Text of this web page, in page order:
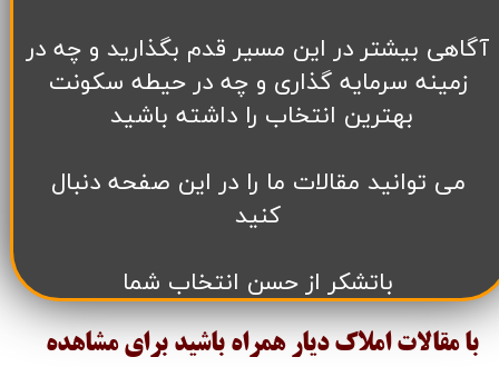
آگاهی بیشتر در این مسیر قدم بگذارید و چه در
زمینه سرمایه گذاری و چه در حیطه سکونت
بهترین انتخاب را داشته باشید
می توانید مقالات ما را در این صفحه دنبال
کنید
باتشکر از حسن انتخاب شما
با مقالات املاک دیار همراه باشید برای مشاهده